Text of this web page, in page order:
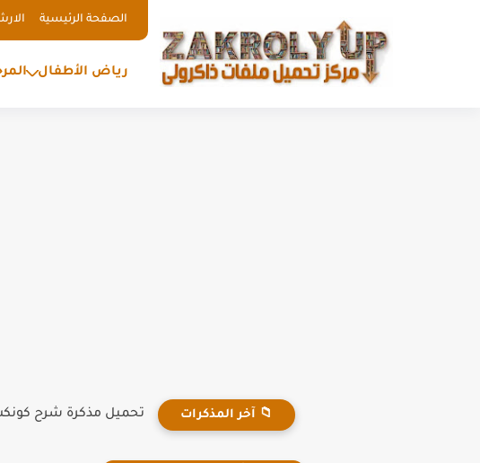
الصفحة الرئيسية
رياض الأطفال
📁 آخر المذكرات تحميل مذكرة شرح كونكت